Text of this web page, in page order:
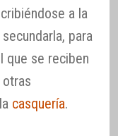
a la
para
que se reciben
casquería.